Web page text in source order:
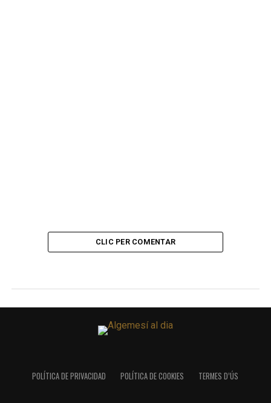
CLIC PER COMENTAR
POLÍTICA DE PRIVACIDAD POLÍTICA DE COOKIES TERMES D’ÚS